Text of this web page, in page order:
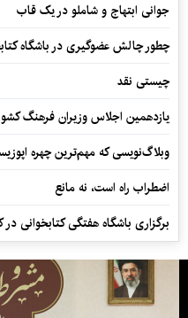
جوانی ابتهاج و شاملو در یک قاب
چطور چالش عضوگیری در باشگاه
چیستی نقد
یازدهمین اجلاس وزیران فرهنگ
وبلاگ‌نویسی که مهم‌ترین چهره
اضطراب راه است، نه مانع
برگزاری باشگاه هفتگی کتابخوانی